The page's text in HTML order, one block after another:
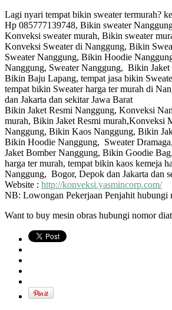
Lagi nyari tempat bikin sweater termurah?
Hp 085777139748, Bikin sweater
Konveksi sweater murah, Bikin sweater
Konveksi Sweater di Nanggung, Bikin
Sweater Nanggung, Bikin Hoodie
Nanggung, Sweater Nanggung, Bikin
Bikin Baju Lapang, tempat jasa bikin
tempat bikin Sweater harga ter murah di
dan Jakarta dan sekitar Jawa Barat
Bikin Jaket Resmi Nanggung, Konveksi
murah, Bikin Jaket Resmi murah,Konveksi
Nanggung, Bikin Kaos Nanggung, Bikin
Bikin Hoodie Nanggung, Sweater
Jaket Bomber Nanggung, Bikin Goodie
harga ter murah, tempat bikin kaos kemeja
Nanggung, Bogor, Depok dan Jakarta dan
Website : http://konveksi.yasmincorp.com/
NB: Lowongan Pekerjaan Penjahit hubungi
Want to buy mesin obras hubungi nomor